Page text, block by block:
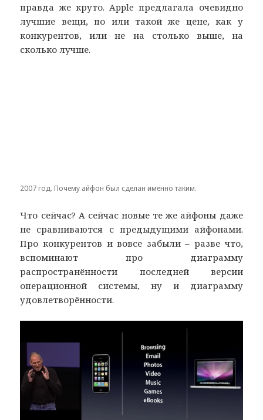
правда же круто. Apple предлагала очевидно
лучшие вещи, по или такой же цене, как у
конкурентов, или не на столько выше, на
сколько лучше.
2007 год. Почему айфон был сделан именно таким.
Что сейчас? А сейчас новые те же айфоны даже
не сравниваются с предыдущими айфонами.
Про конкурентов и вовсе забыли – разве что,
вспоминают про диаграмму
распространённости последней версии
операционной системы, ну и диаграмму
удовлетворённости.